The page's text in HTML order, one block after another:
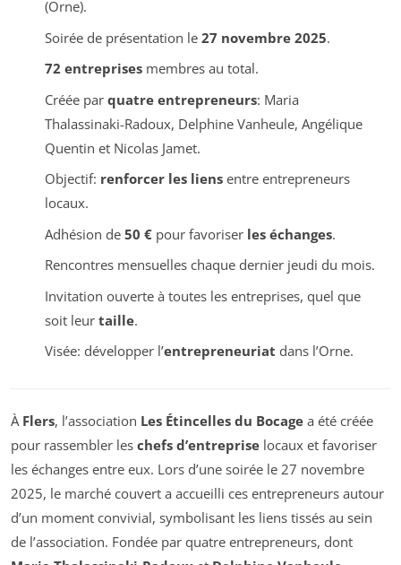
(Orne).
Soirée de présentation le 27 novembre 2025.
72 entreprisesmembres au total.
Créée par quatre entrepreneurs: Maria
Thalassinaki-Radoux, Delphine Vanheule, Angélique
Quentin et Nicolas Jamet.
Objectif: renforcer les liensentre entrepreneurs
locaux.
Adhésion de 50 €pour favoriser les échanges.
Rencontres mensuelles chaque dernier jeudi du mois.
Invitation ouverte à toutes les entreprises, quel que
soit leur taille.
Visée: développer l’entrepreneuriat dans l’Orne.
À Flers, l’association Les Étincelles du Bocage a été créée
pour rassembler les chefs d’entreprise locaux et favoriser
les échanges entre eux. Lors d’une soirée le 27 novembre
2025, le marché couvert a accueilli ces entrepreneurs autour
d’un moment convivial, symbolisant les liens tissés au sein
de l’association. Fondée par quatre entrepreneurs, dont